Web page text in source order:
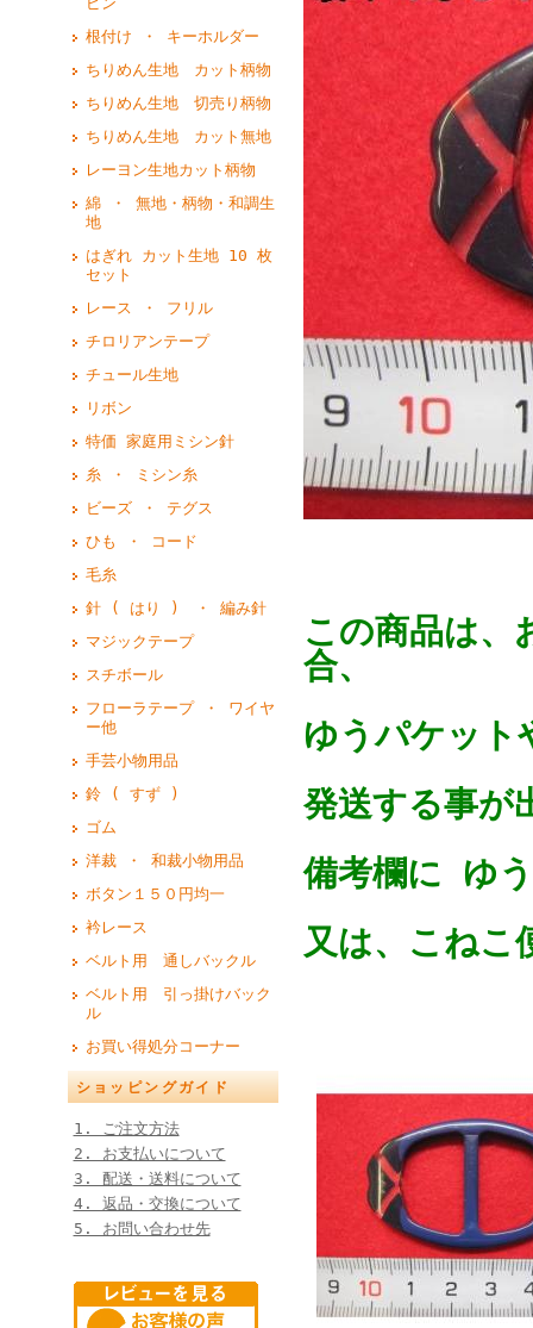
根付け ・ キーホルダー
ちりめん生地 カット柄物
ちりめん生地 切売り柄物
ちりめん生地 カット無地
レーヨン生地カット柄物
綿 ・ 無地・柄物・和調生
地
はぎれ カット生地 10 枚
セット
レース ・ フリル
チロリアンテープ
チュール生地
リボン
特価 家庭用ミシン針
糸 ・ ミシン糸
ビーズ ・ テグス
ひも ・ コード
毛糸
針 ( はり ) ・ 編み針
マジックテープ
スチボール
フローラテープ ・ ワイヤ
ー他
手芸小物用品
鈴 ( すず )
ゴム
洋裁 ・ 和裁小物用品
ボタン１５０円均一
衿レース
ベルト用 通しバックル
ベルト用 引っ掛けバック
ル
お買い得処分コーナー
ショッピングガイド
1. ご注文方法
2. お支払いについて
3. 配送・送料について
4. 返品・交換について
5. お問い合わせ先
この商品は、
合、
ゆうパケッ
発送する事が
備考欄に ゆ
又は、こね